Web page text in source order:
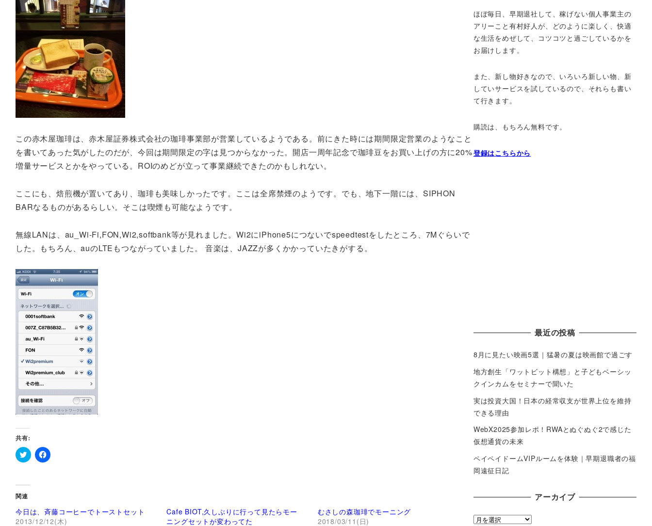
この赤木屋珈琲は、赤木屋証券株式会社の珈琲事業部が営業しているようである。前にきた時には期間限定営業のようなこと
を書いてあった気がしたのだが、今回は期間限定の字は見つからなかった。開店一周年記念で珈琲豆をお買い上げの方に20%
増量サービスとかをやっている。ROIのめどが立って事業継続できたのかもしれない。
ここにも、焙煎機が置いてあり、珈琲も美味しかったです。ここは全席禁煙のようです。でも、地下一階には、SIPHON
BARなるものがあるらしい。そこは喫煙も可能なようです。
無線LANは、au_Wi-Fi,FON,Wi2,softbank等が見れました。Wi2にiPhone5につないでspeedtestをしたところ、7Mぐらいで
した。もちろん、auのLTEもつながっていました。 音楽は、JAZZが多くかかっていたきがする。
共有:
ク
し
て
T
i
t
F
で
共
関連
今日は、斉藤コーヒーでトーストセット
2013/12/12(木)
Cafe BIOT,久しぶりに行って見たらモー
ニングセットが変わってた
むさしの森珈琲でモーニング
2018/03/11(日)
ほぼ毎日、早期退社して、稼げない個人事業主の
アリーこと有村好人が、どのように楽しく、快適
な生活をめぜして、 コツコツと過ごしているかを
お届けします。
また、新し物好きなので、いろいろ新しい物、 新
していサービスを試しているので、それらも書い
て行きます。
購読は、もちろん無料です。
登録はこちらから
最近の投稿
8月に見たい映画5選｜猛暑の夏は映画館で過ごす
地方創生「ワットビット構想」と子どもベーシッ
クインカムをセミナーで聞いた
実は投資大国！日本の経常収支が世界上位を維持
できる理由
WebX2025参加レポ！RWAとぬぐぬぐ2で感じた
仮想通貨の未来
ペイペイドームVIPルームを体験｜早期退職者の福
岡遠征日記
アーカイブ
ア